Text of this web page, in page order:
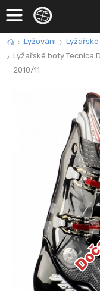
Lyžování
Lyžařské boty Tecnica
2010/11